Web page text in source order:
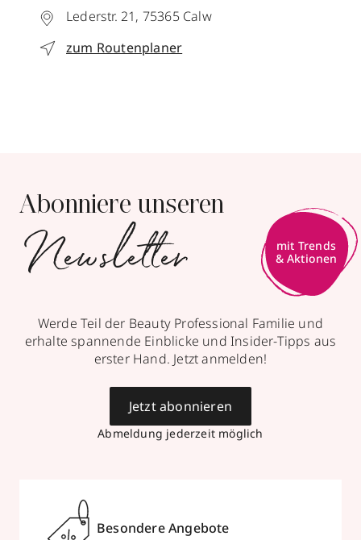
Lederstr. 21, 75365 Calw
zum Routenplaner
Abonniere unseren
Newsletter
mit Trends
& Aktionen
Werde Teil der Beauty Professional Familie und
erhalte spannende Einblicke und Insider-Tipps aus
erster Hand. Jetzt anmelden!
Abmeldung jederzeit möglich
Jetzt abonnieren
Besondere Angebote